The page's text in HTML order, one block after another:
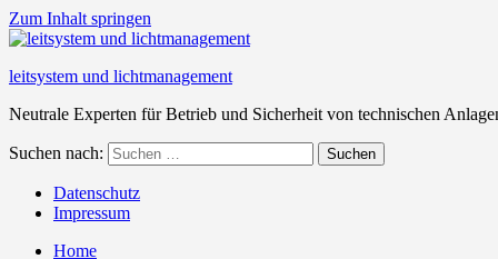
Zum Inhalt springen
leitsystem und lichtmanagement
Neutrale Experten für Betrieb und Sicherheit von technischen
Suchen nach: Suchen
Datenschutz
Impressum
Home